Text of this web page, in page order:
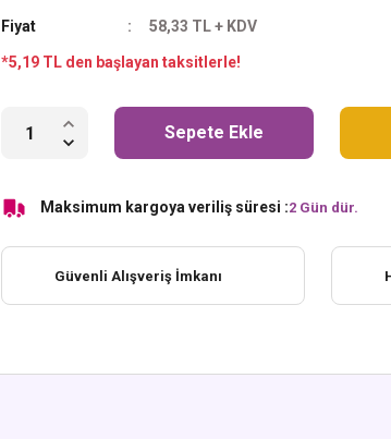
Fiyat 58,33 TL + KDV
*5,19 TL den başlayan taksitlerle!
Sepete Ekle
Maksimum kargoya veriliş süresi :2 Gün dür.
Güvenli Alışveriş İmkanı